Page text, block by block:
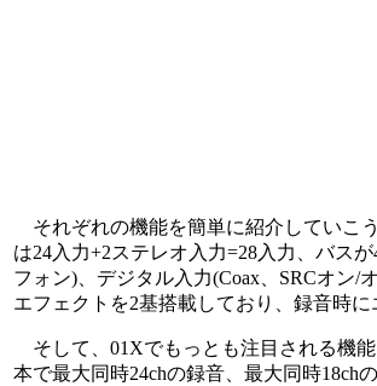
それぞれの機能を簡単に紹介していこ
は24入力+2ステレオ入力=28入力、バス
フォン)、デジタル入力(Coax、SRCオン
エフェクトを2基搭載しており、録音時
そして、01Xでもっとも注目される機
本で最大同時24chの録音、最大同時